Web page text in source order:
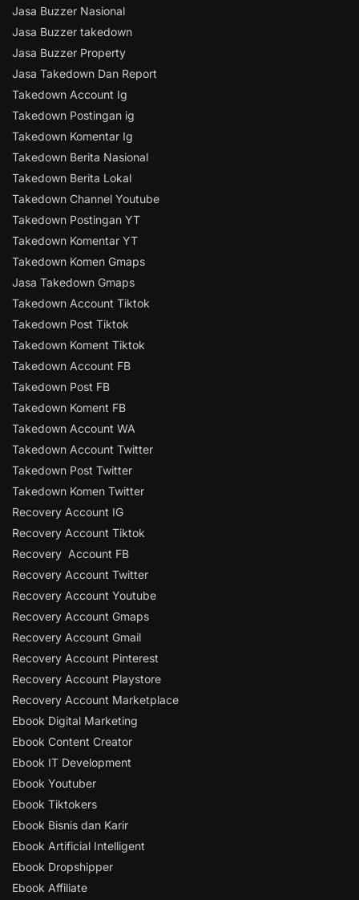
Jasa Buzzer Nasional
Jasa Buzzer takedown
Jasa Buzzer Property
Jasa Takedown Dan Report
Takedown Account Ig
Takedown Postingan ig
Takedown Komentar Ig
Takedown Berita Nasional
Takedown Berita Lokal
Takedown Channel Youtube
Takedown Postingan YT
Takedown Komentar YT
Takedown Komen Gmaps
Jasa Takedown Gmaps
Takedown Account Tiktok
Takedown Post Tiktok
Takedown Koment Tiktok
Takedown Account FB
Takedown Post FB
Takedown Koment FB
Takedown Account WA
Takedown Account Twitter
Takedown Post Twitter
Takedown Komen Twitter
Recovery Account IG
Recovery Account Tiktok
Recovery Account FB
Recovery Account Twitter
Recovery Account Youtube
Recovery Account Gmaps
Recovery Account Gmail
Recovery Account Pinterest
Recovery Account Playstore
Recovery Account Marketplace
Ebook Digital Marketing
Ebook Content Creator
Ebook IT Development
Ebook Youtuber
Ebook Tiktokers
Ebook Bisnis dan Karir
Ebook Artificial Intelligent
Ebook Dropshipper
Ebook Affiliate